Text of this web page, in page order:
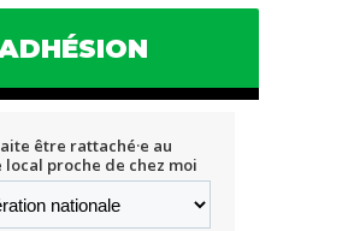
être rattaché·e au
local proche de chez moi